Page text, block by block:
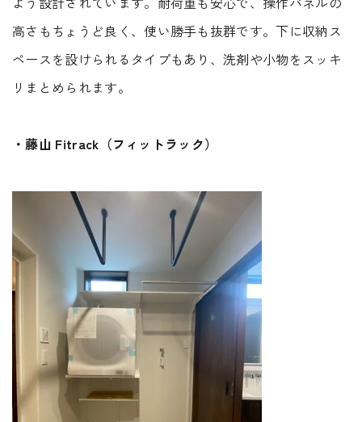
高さもちょうど良く、使い勝手も抜群です。下に収納ス
ペースを設けられるタイプもあり、洗剤や小物をスッキ
リまとめられます。
・藤山 Fitrack（フィットラック）